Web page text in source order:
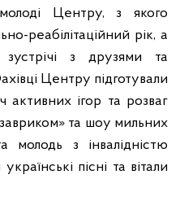
Центру, з якого
реабілітаційний рік, а
з друзями та
Центру підготували
активних ігор та розваг
та шоу мильних
молодь з інвалідністю
пісні та вітали